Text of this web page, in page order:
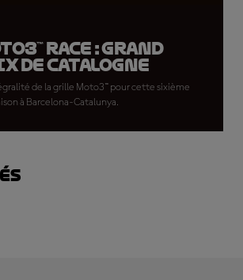
Race : Grand
de Catalogne
de la grille Moto3™ pour cette sixième
à Barcelona-Catalunya.